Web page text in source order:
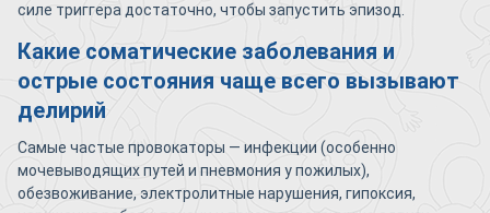
силе триггера достаточно, чтобы запустить эпизод.
Какие соматические заболевания и
острые состояния чаще всего вызывают
делирий
Самые частые провокаторы — инфекции (особенно
мочевыводящих путей и пневмония у пожилых),
обезвоживание, электролитные нарушения, гипоксия,